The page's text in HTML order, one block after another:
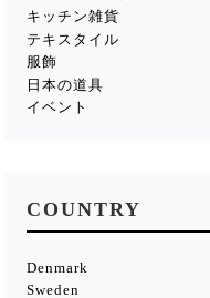
キッチン雑貨
テキスタイル
服飾
日本の道具
イベント
COUNTRY
Denmark
Sweden